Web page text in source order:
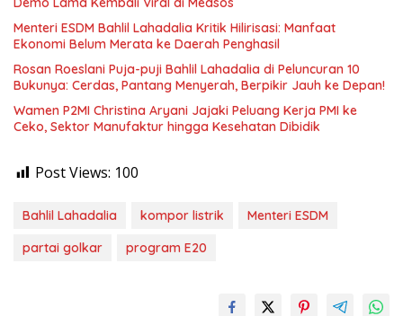
Menteri ESDM Bahlil Lahadalia Kritik Hilirisasi: Manfaat
Ekonomi Belum Merata ke Daerah Penghasil
Rosan Roeslani Puja-puji Bahlil Lahadalia di Peluncuran 10
Bukunya: Cerdas, Pantang Menyerah, Berpikir Jauh ke Depan!
Wamen P2MI Christina Aryani Jajaki Peluang Kerja PMI ke
Ceko, Sektor Manufaktur hingga Kesehatan Dibidik
Post Views: 100
Bahlil Lahadalia kompor listrik
Menteri ESDM
partai golkar
program E20